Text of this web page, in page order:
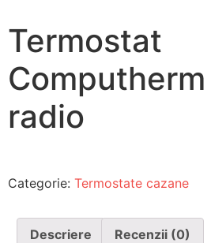
Termostat
radio
Categorie: Termostate cazane
Descriere Recenzii (0)